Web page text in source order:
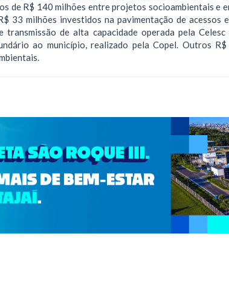
de R$ 140 milhões entre projetos socioambientais e
33 milhões investidos na pavimentação de acessos
transmissão de alta capacidade operada pela
ao município, realizado pela Copel. Outros